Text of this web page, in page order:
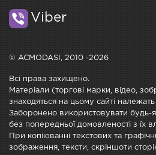
Viber
© ACMODASI, 2010 -2026
Всі права захищено.
Матеріали (торгові марки, відео,
знаходяться на цьому сайті
Заборонено використовувати будь-
без попередньої домовленості з їх
При копіюванні текстових та
зображення, тексти, скріншоти